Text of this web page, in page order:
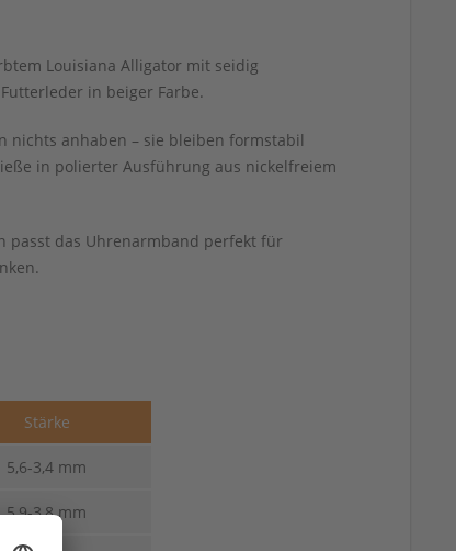
Louisiana Alligator mit seidig
in beiger Farbe.
nichts anhaben – sie bleiben formstabil
in polierter Ausführung aus nickelfreiem
passt das Uhrenarmband perfekt für
Stärke
5,6-3,4 mm
5,9-3,8 mm